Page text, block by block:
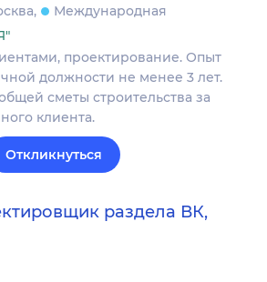
Международная
проектирование. Опыт
должности не менее 3 лет.
сметы строительства за
клиента.
Откликнуться
раздела ВК,